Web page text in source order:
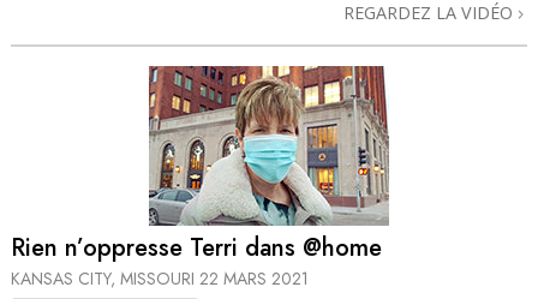
REGARDEZ LA VIDÉO
Rien n’oppresse Terri dans @home
KANSAS CITY, MISSOURI 22 MARS 2021